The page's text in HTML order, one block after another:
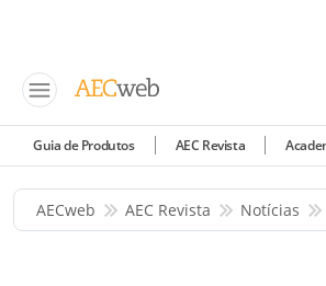
Guia de Produtos AEC Revista
AECweb AEC Revista Notícias